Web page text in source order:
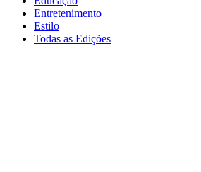
Entretenimento
Estilo
Todas as Edições